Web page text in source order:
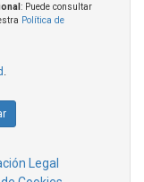
: Puede consultar
Política de
Legal